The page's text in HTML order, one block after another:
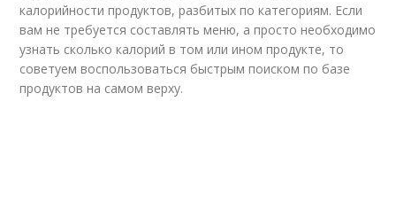
калорийности продуктов, разбитых по категориям. Если
вам не требуется составлять меню, а просто необходимо
узнать сколько калорий в том или ином продукте, то
советуем воспользоваться быстрым поиском по базе
продуктов на самом верху.